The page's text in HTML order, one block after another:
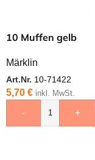
10 Muffen gelb
Märklin
Art.Nr. 10-71422
5,70 € inkl. MwSt.
- +